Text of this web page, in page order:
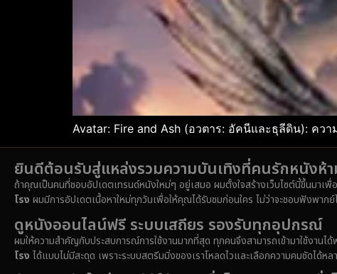
Avatar: Fire and Ash (อวตาร: อัคนีและธุลีดิน): ควา
ยินดีต้อนรับสู่แหล่งรวมความบันเทิงที่คนรักหนังห้
ถ้าคุณเป็นคนที่ชอบอัปเดตเทรนด์หนังใหม่ๆ อยู่เสมอ ผมตั้งใจสร้างเว็บไซต์นี้ขึ้นมาเ
โรง ผมมีการอัปเดตเนื้อหาใหม่ทุกวันเพื่อให้คุณได้รับชมก่อนใคร ไม่ว่าจะชอบฟังพา
ดูหนังออนไลน์ฟรี ระบบเสถียร รองรับทุกอุปกรณ์
ผมให้ความสำคัญกับประสบการณ์การใช้งานมากที่สุด ทุกคนจึงสามารถเข้ามาใช้งาน
โรง ได้แบบไม่มีสะดุด เพราะระบบสตรีมมิ่งของเราโหลดไวและเลือกความคมชัดไ